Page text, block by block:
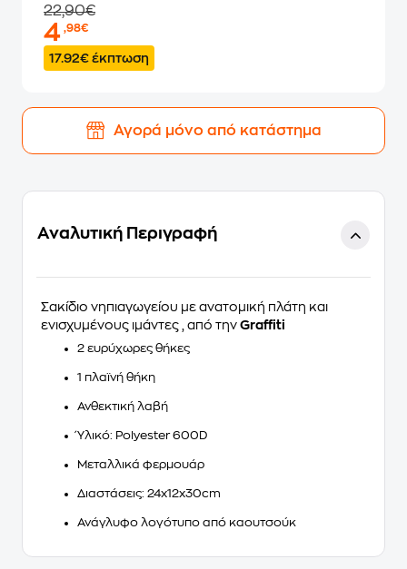
22,90€
4,98€
17.92€ έκπτωση
Αγορά μόνο από κατάστημα
Αναλυτική Περιγραφή
Σακίδιο νηπιαγωγείου με ανατομική πλάτη και
ενισχυμένους ιμάντες , από την Graffiti
2 ευρύχωρες θήκες
1 πλαϊνή θήκη
Ανθεκτική λαβή
Ύλικό: Polyester 600D
Μεταλλικά φερμουάρ
Διαστάσεις: 24x12x30cm
Ανάγλυφο λογότυπο από καουτσούκ